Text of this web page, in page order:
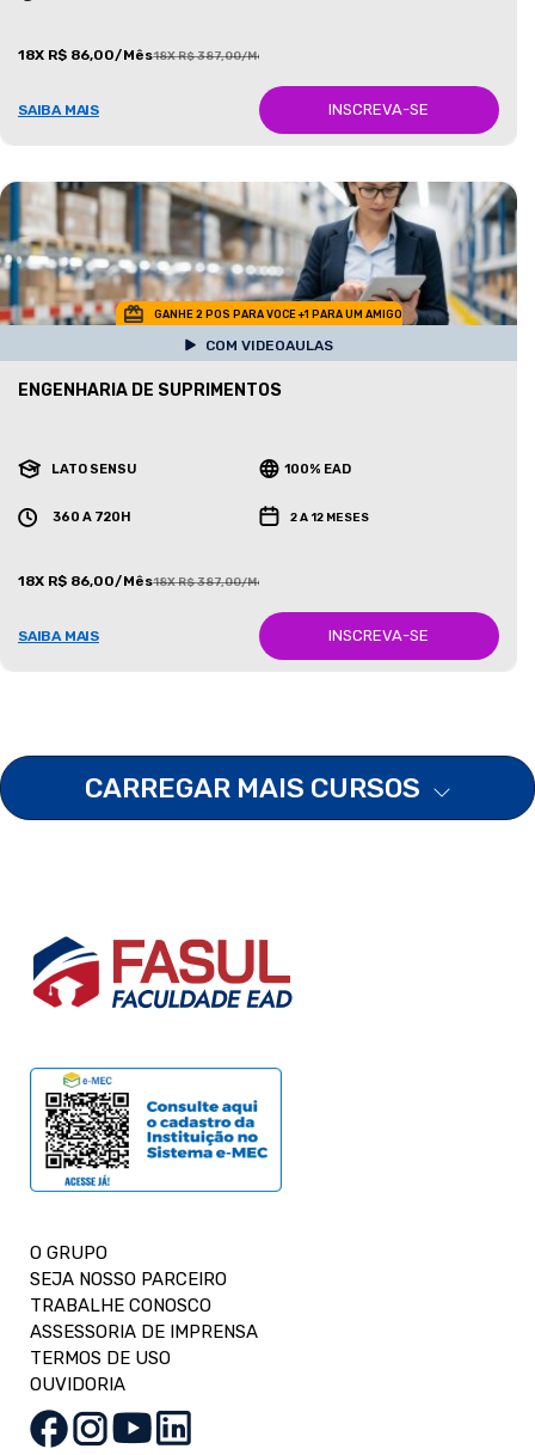
18X R$ 86,00/Mês18X R$ 387,00/Mês
SAIBA MAIS INSCREVA-SE
GANHE 2 POS PARA VOCE +1 PARA UM AMIGO
COM VIDEOAULAS
ENGENHARIA DE SUPRIMENTOS
LATO SENSU 100% EAD
360 A 720H 2 A 12 MESES
18X R$ 86,00/Mês18X R$ 387,00/Mês
SAIBA MAIS INSCREVA-SE
CARREGAR MAIS CURSOS
O GRUPO
SEJA NOSSO PARCEIRO
TRABALHE CONOSCO
ASSESSORIA DE IMPRENSA
TERMOS DE USO
OUVIDORIA